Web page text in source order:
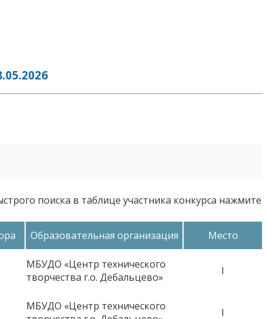
поиска в таблице участника конкурса нажмите
Образовательная организация Место
МБУДО «Центр технического
творчества г.о. Дебальцево»
I
МБУДО «Центр технического
I